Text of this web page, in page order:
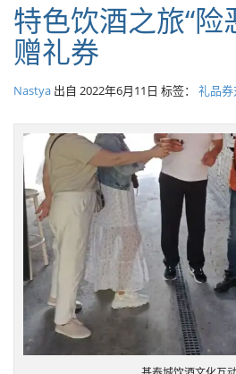
特色饮酒之旅“险
赠礼券
Nastya 出自 2022年6月11日 标签： 礼品